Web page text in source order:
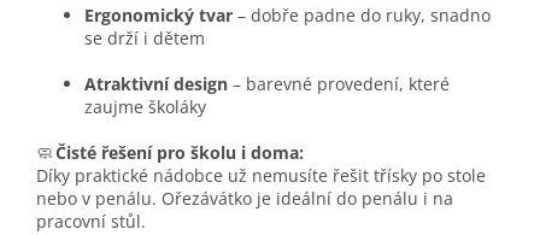
Ergonomický tvar – dobře padne do ruky, snadno
se drží i dětem
Atraktivní design – barevné provedení, které
zaujme školáky
🧼Čisté řešení pro školu i doma:
Díky praktické nádobce už nemusíte řešit třísky po stole
nebo v penálu. Ořezávátko je ideální do penálu i na
pracovní stůl.